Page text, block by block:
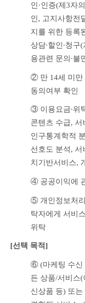
인·인증(제3자
인, 고지사항전
지를 위한 등록
상담∙할인∙청구
용관련 문의∙불
② 만 14세 미만
동의여부 확인
③ 이용요금∙위
콘텐츠 수급,
인구통계학적
선호도 분석, 서
치기반서비스,
④ 공공이익에
⑤ 개인정보처
탁자에게 서비
위탁
[선택 목적]
⑥ (마케팅 수신
든 상품/서비스
신상품 등) 또